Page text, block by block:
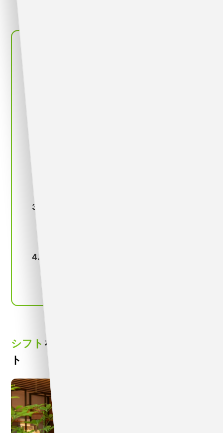
シフト を組むときに苦労しがちなポイン
ト